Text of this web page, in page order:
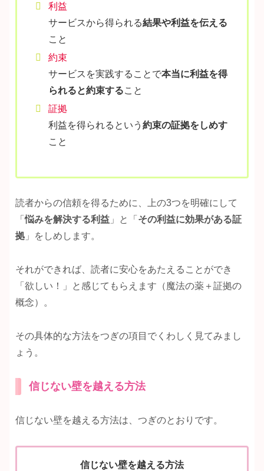
利益
サービスから得られる結果や利益を伝える
こと
約束
サービスを実践することで本当に利益を得
られると約束すること
証拠
利益を得られるという約束の証拠をしめす
こと
読者からの信頼を得るために、上の3つを明確にして
「悩みを解決する利益 」と「 その利益に効果がある証
拠 」をしめします。
それができれば、読者に安心をあたえることができ
「欲しい！」と感じてもらえます（魔法の薬＋証拠の
概念）。
その具体的な方法をつぎの項目でくわしく見てみまし
ょう。
信じない壁を越える方法
信じない壁を越える方法は、つぎのとおりです。
信じない壁を越える方法